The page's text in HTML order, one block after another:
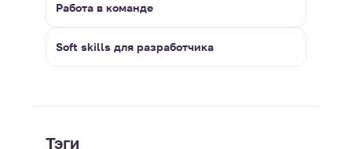
Работа в команде
Soft skills для разработчика
Тэги